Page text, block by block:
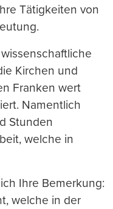
Tätigkeiten von
Kirchen und
Franken wert
Namentlich
Stunden
welche in
Ihre Bemerkung:
welche in der